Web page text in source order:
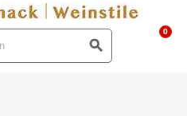
search
personAnmelden 0